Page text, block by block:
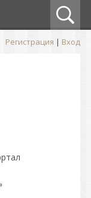
Регистрация | Вход